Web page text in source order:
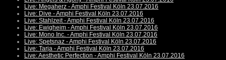
Live: Megaherz - Amphi Festival Köln 23.07.2016
Live: Dive - Amphi Festival Köln 23.07.2016
Live: Stahlzeit - Amphi Festival Köln 23.07.2016
Live: Ewigheim - Amphi Festival Köln 23.07.2016
Live: Mono Inc. - Amphi Festival Köln 23.07.2016
Live: Spetsnaz - Amphi Festival Köln 23.07.2016
Live: Tarja - Amphi Festival Köln 23.07.2016
Live: Aesthetic Perfection - Amphi Festival Köln 23.07.2016